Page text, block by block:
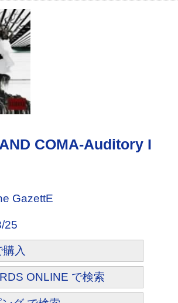
GazettE
25
入
ONLINE で検索
限定盤)(DVD付)